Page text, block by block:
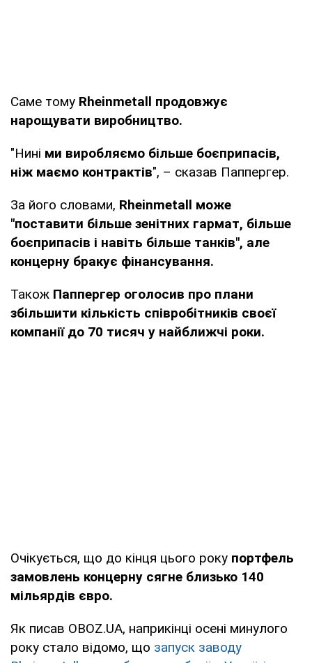
Саме тому Rheinmetall продовжує
нарощувати виробництво.
"Нині ми виробляємо більше боєприпасів,
ніж маємо контрактів", – сказав Паппергер.
За його словами, Rheinmetall може
"поставити більше зенітних гармат, більше
боєприпасів і навіть більше танків", але
концерну бракує фінансування.
Також Паппергер оголосив про плани
збільшити кількість співробітників своєї
компанії до 70 тисяч у найближчі роки.
Очікується, що до кінця цього року портфель
замовлень концерну сягне близько 140
мільярдів євро.
Як писав OBOZ.UA, наприкінці осені минулого
року стало відомо, що запуск заводу